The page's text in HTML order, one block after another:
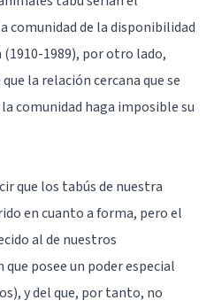
comunidad de la disponibilidad
1989), por otro lado,
la relación cercana que se
comunidad haga imposible su
que los tabús de nuestra
en cuanto a forma, pero el
al de nuestros
posee un poder especial
y del que, por tanto, no